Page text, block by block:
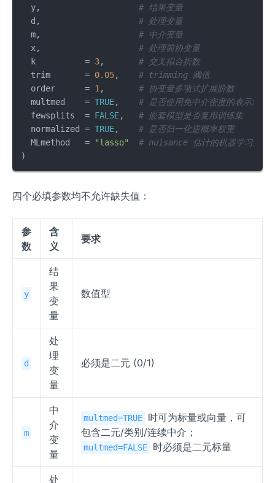
  y
,
# 结果变量
  d
,
# 处理变量
  m
,
# 中介变量
  x
,
# 处理前协变量
  k
= 3,
# 交叉拟合折数
  trim
= 0.05,
# trimming 阈值
  order
= 1,
# 协变量多项式扩展阶数
  multmed
= TRUE,
# 是否使用免中介密度的表示法
  fewsplits
= FALSE,
# 嵌套模型是否复用训练集
  normalized
= TRUE,
# 是否归一化逆概率权重
  MLmethod
= "lasso"
# nuisance 估计的机器学习方法
)
四个必填参数均不允许缺失值：
参
数
含
义
要求
y
结
果
变
量
数值型
d
处
理
变
量
必须是二元 (0/1)
m
中
介
变
量
multmed=TRUE
时可为标量或向量，可
包含二元/类别/连续中介；
multmed=FALSE 时必须是二元标量
处